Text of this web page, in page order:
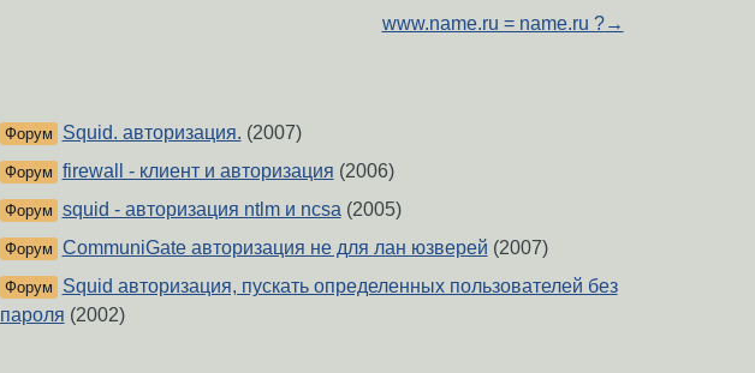
www.name.ru = name.ru ?→
Форум Squid. авторизация. (2007)
Форум firewall - клиент и авторизация (2006)
Форум squid - авторизация ntlm и ncsa(2005)
Форум CommuniGate авторизация не для лан юзверей (2007)
Форум
Squid авторизация, пускать определенных пользователей без
пароля (2002)